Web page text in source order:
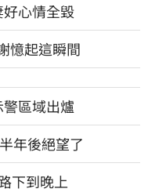
心情全毀
憶起這瞬間
區域出爐
年後絕望了
下到晚上